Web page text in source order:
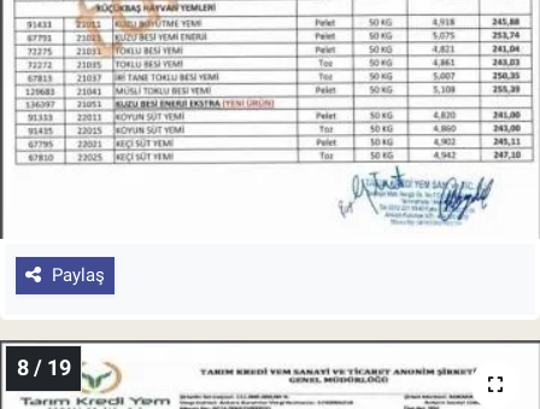
Paylaş
8 / 19